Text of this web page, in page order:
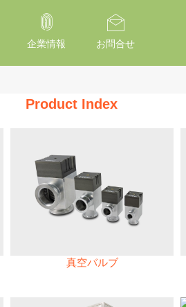
企業情報 お問合せ
Product Index
真空バルブ